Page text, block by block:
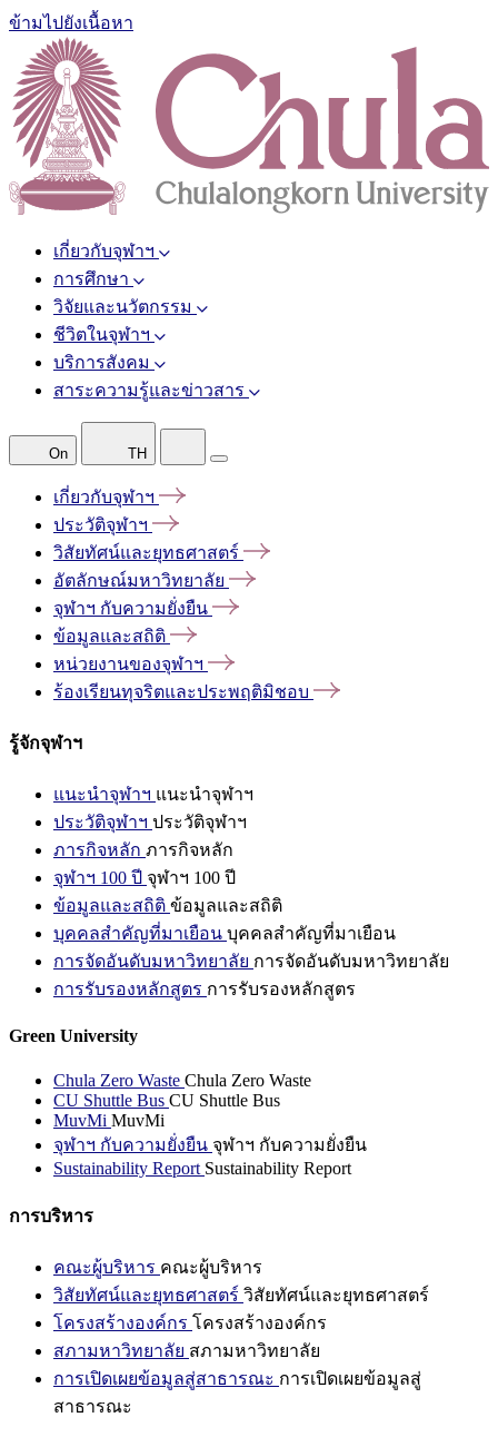
ข้ามไปยังเนื้อหา
เกี่ยวกับจุฬาฯ
การศึกษา
วิจัยและนวัตกรรม
ชีวิตในจุฬาฯ
บริการสังคม
สาระความรู้และข่าวสาร
On TH
เกี่ยวกับจุฬาฯ
ประวัติจุฬาฯ
วิสัยทัศน์และยุทธศาสตร์
อัตลักษณ์มหาวิทยาลัย
จุฬาฯ กับความยั่งยืน
ข้อมูลและสถิติ
หน่วยงานของจุฬาฯ
ร้องเรียนทุจริตและประพฤติมิชอบ
รู้จักจุฬาฯ
แนะนำจุฬาฯ แนะนำจุฬาฯ
ประวัติจุฬาฯ ประวัติจุฬาฯ
ภารกิจหลัก ภารกิจหลัก
จุฬาฯ 100 ปี จุฬาฯ 100 ปี
ข้อมูลและสถิติ ข้อมูลและสถิติ
บุคคลสำคัญที่มาเยือน บุคคลสำคัญที่มาเยือน
การจัดอันดับมหาวิทยาลัย การจัดอันดับมหาวิทยาลัย
การรับรองหลักสูตร การรับรองหลักสูตร
Green University
Chula Zero Waste Chula Zero Waste
CU Shuttle Bus CU Shuttle Bus
MuvMi MuvMi
จุฬาฯ กับความยั่งยืน จุฬาฯ กับความยั่งยืน
Sustainability Report Sustainability Report
การบริหาร
คณะผู้บริหาร คณะผู้บริหาร
วิสัยทัศน์และยุทธศาสตร์ วิสัยทัศน์และยุทธศาสตร์
โครงสร้างองค์กร โครงสร้างองค์กร
สภามหาวิทยาลัย สภามหาวิทยาลัย
การเปิดเผยข้อมูลสู่สาธารณะ การเปิดเผยข้อมูลสู่
สาธารณะ